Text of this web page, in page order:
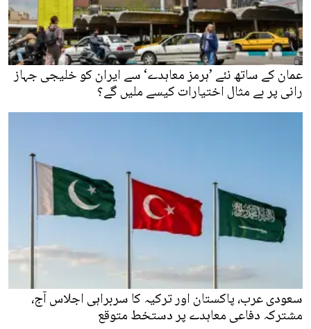
عمان کے ساتھ نئے ’ہرمز معاہدے‘ سے ایران کو خلیجی جہاز
رانی پر بے مثال اختیارات کیسے ملیں گے؟
سعودی عرب، پاکستان اور ترکیہ کا سربراہی اجلاس آج،
مشترکہ دفاعی معاہدے پر دستخط متوقع